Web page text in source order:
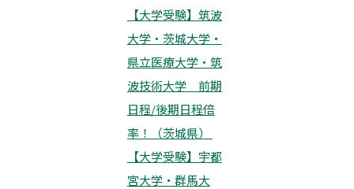
【大学受験】筑波
大学・茨城大学・
県立医療大学・筑
波技術大学 前期
日程/後期日程倍
率！（茨城県）
【大学受験】宇都
宮大学・群馬大